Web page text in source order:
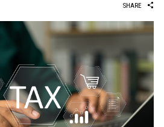
SHARE